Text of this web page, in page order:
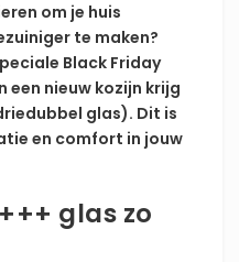
om je huis
te maken?
Black Friday
een nieuw kozijn krijg
glas). Dit is
en comfort in jouw
glas zo